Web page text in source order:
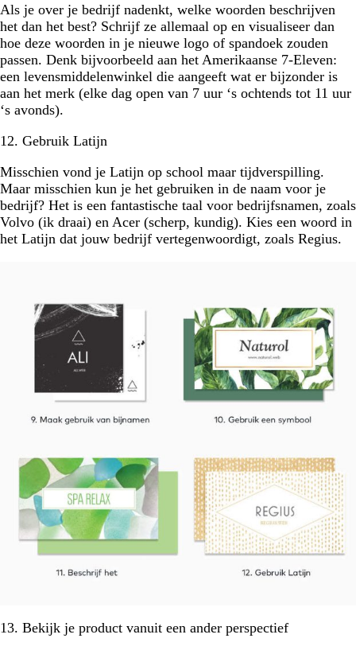
Als je over je bedrijf nadenkt, welke woorden beschrijven
het dan het best? Schrijf ze allemaal op en visualiseer dan
hoe deze woorden in je nieuwe logo of spandoek zouden
passen. Denk bijvoorbeeld aan het Amerikaanse 7-Eleven:
een levensmiddelenwinkel die aangeeft wat er bijzonder is
aan het merk (elke dag open van 7 uur ‘s ochtends tot 11 uur
‘s avonds).
12. Gebruik Latijn
Misschien vond je Latijn op school maar tijdverspilling.
Maar misschien kun je het gebruiken in de naam voor je
bedrijf? Het is een fantastische taal voor bedrijfsnamen, zoals
Volvo (ik draai) en Acer (scherp, kundig). Kies een woord in
het Latijn dat jouw bedrijf vertegenwoordigt, zoals Regius.
13. Bekijk je product vanuit een ander perspectief